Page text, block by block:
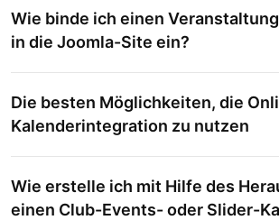
Wie binde ich einen
in die Joomla-Site ein?
Die besten Möglichkeiten, die
Kalenderintegration zu nutzen
Wie erstelle ich mit Hilfe des
einen Club-Events- oder Slider-